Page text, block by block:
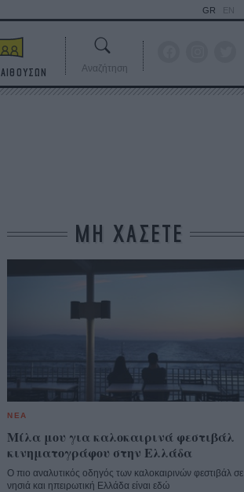
GR EN
Αναζήτηση
ΜΗ ΧΑΣΕΤΕ
ΝΕΑ
Μίλα μου για καλοκαιρινά φεστιβάλ
κινηματογράφου στην Ελλάδα
Ο πιο αναλυτικός οδηγός των καλοκαιρινών φεστιβάλ σε
νησιά και ηπειρωτική Ελλάδα είναι εδώ